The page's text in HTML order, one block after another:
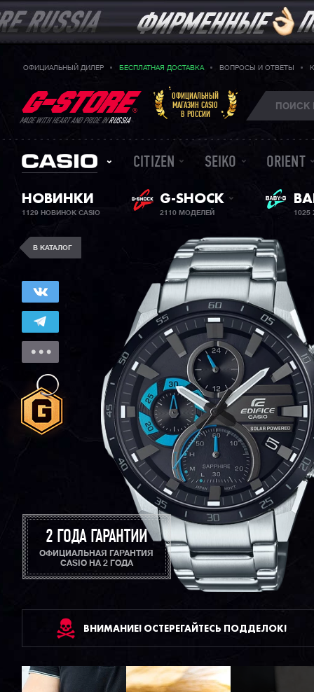
ОФИЦИАЛЬНЫЙ ДИЛЕР БЕСПЛАТНАЯ ДОСТАВКА ВОПРОСЫ И ОТВЕТЫ
MADE WITH HEART AND PRIDE INRUSSIA
ОФИЦИАЛЬНЫЙ
МАГАЗИН CASIO
В РОССИИ
CITIZEN SEIKO ORIENT
НОВИНКИ
1129 НОВИНОК CASIO
G-SHOCK
2110 МОДЕЛЕЙ
В КАТАЛОГ
2 ГОДА ГАРАНТИИ
ОФИЦИАЛЬНАЯ ГАРАНТИЯ
CASIO НА 2 ГОДА
ВНИМАНИЕ! ОСТЕРЕГАЙТЕСЬ ПОДДЕЛОК!